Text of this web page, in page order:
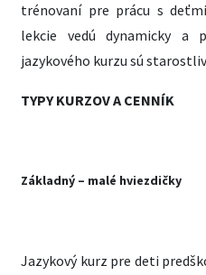
trénovaní pre prácu s
lekcie vedú dynamicky a
jazykového kurzu sú
TYPY KURZOV A CENNÍK
Základný – malé hviezdičky
Jazykový kurz pre deti